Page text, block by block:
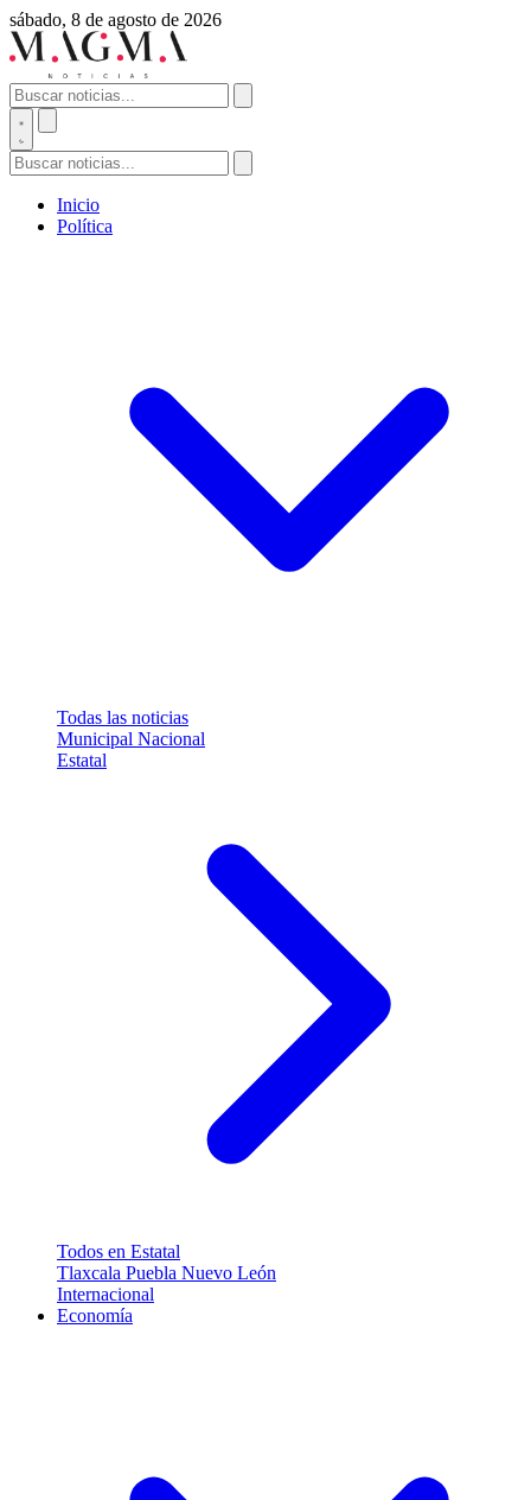
sábado, 8 de agosto de 2026
Inicio
Política
Todas las noticias
Municipal Nacional
Estatal
Todos en Estatal
Tlaxcala Puebla Nuevo León
Internacional
Economía